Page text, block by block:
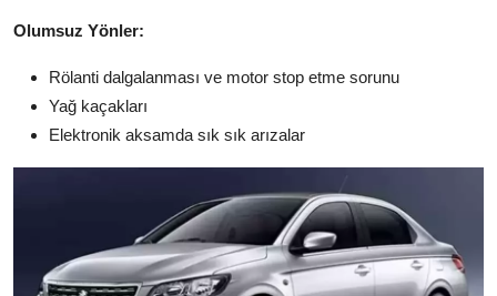
Olumsuz Yönler:
Rölanti dalgalanması ve motor stop etme sorunu
Yağ kaçakları
Elektronik aksamda sık sık arızalar